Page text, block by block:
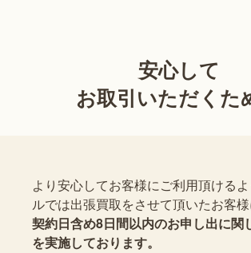
安心して
お取引いただくた
より安心してお客様にご利用頂ける
ルでは出張買取をさせて頂いたお客様
契約日含め8日間以内のお申し出に関
を実施しております。